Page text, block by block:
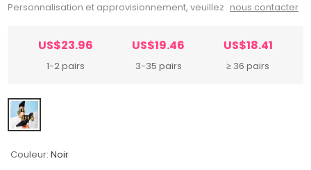
Personnalisation et approvisionnement, veuillez nous contacter
US$23.96
1-2 pairs
US$19.46
3-35 pairs
US$18.41
≥ 36 pairs
Couleur: Noir